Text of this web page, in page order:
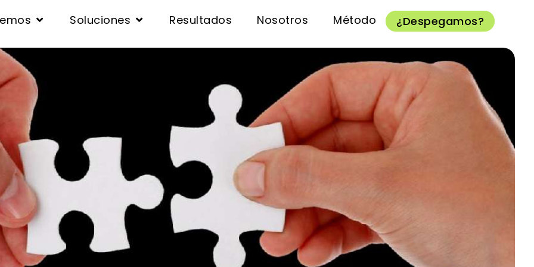
Soluciones Resultados Nosotros Método ¿Despegamos?